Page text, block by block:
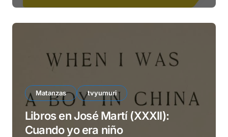
Matanzas tvyumuri
Libros en José Martí (XXXII):
Cuando yo era niño